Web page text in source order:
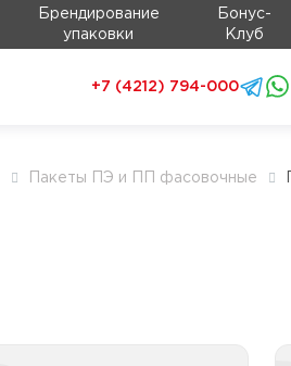
Брендирование
упаковки
Бонус-
Клуб
+7 (4212) 794-000
Пакеты ПЭ и ПП фасовочные